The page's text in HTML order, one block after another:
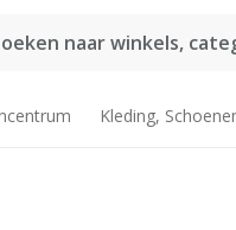
naar winkels,
Kleding,